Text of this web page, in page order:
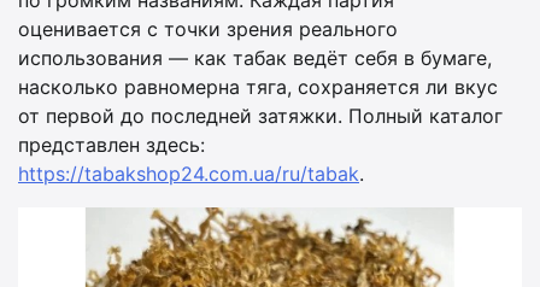
оценивается с точки зрения реального
использования — как табак ведёт себя в бумаге,
насколько равномерна тяга, сохраняется ли вкус
от первой до последней затяжки. Полный каталог
представлен здесь:
https://tabakshop24.com.ua/ru/tabak.